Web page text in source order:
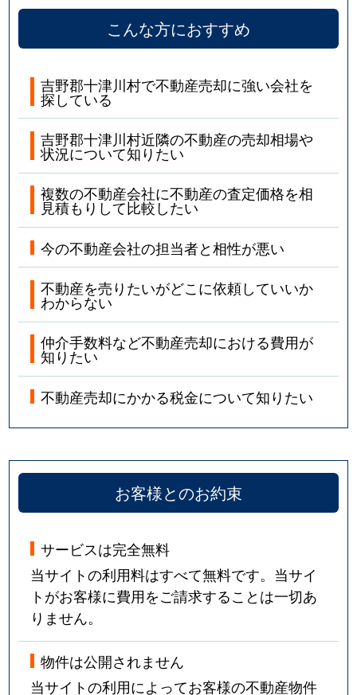
こんな方におすすめ
吉野郡十津川村で不動産売却に強い会社を
探している
吉野郡十津川村近隣の不動産の売却相場や
状況について知りたい
複数の不動産会社に不動産の査定価格を相
見積もりして比較したい
今の不動産会社の担当者と相性が悪い
不動産を売りたいがどこに依頼していいか
わからない
仲介手数料など不動産売却における費用が
知りたい
不動産売却にかかる税金について知りたい
お客様とのお約束
サービスは完全無料
当サイトの利用料はすべて無料です。当サイ
トがお客様に費用をご請求することは一切あ
りません。
物件は公開されません
当サイトの利用によってお客様の不動産物件